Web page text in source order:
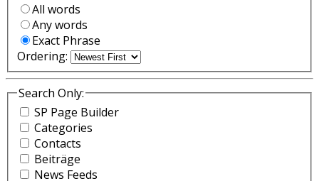
All words
Any words
Exact Phrase
Ordering:
Search Only:
SP Page Builder
Categories
Contacts
Beiträge
News Feeds